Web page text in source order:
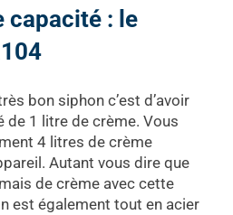
capacité : le
bon siphon c’est d’avoir
de 1 litre de crème. Vous
4 litres de crème
Autant vous dire que
de crème avec cette
est également tout en acier